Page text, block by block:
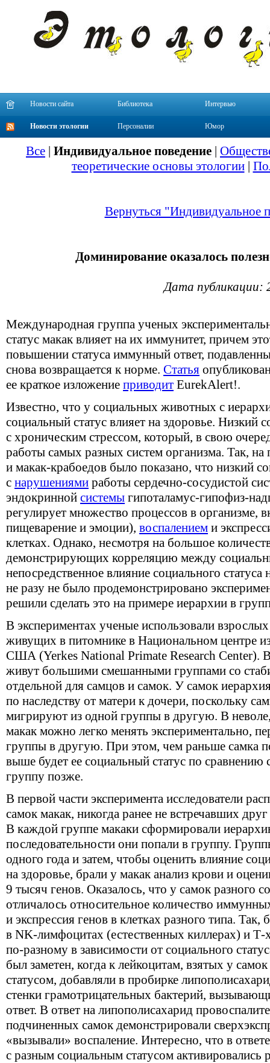
Новости сайта Библиотека Интервью
Новости этологии Персоналии Юмор
Все | Индивидуальное поведение |
теоретические основы этологии|
Вернуться "Индивидуальное
Доминирование оказалось
Дата публикации:
Международная группа ученых
статус макак влияет на их иммунитет, причем
повышении статуса иммунный ответ,
снова возвращается к норме. Статья
ее краткое изложение приводит EurekAlert!.
Известно, что у социальных животных с
социальный статус влияет на здоровье. Низкий
с хроническим стрессом, который, в свою
работы самых разных систем организма. Так, на
и макак-крабоедов было показано, что низкий
с нарушениями работы сердечно-сосудистой
эндокринной системы гипоталамус-гипофиз-
регулирует множество процессов в организме,
пищеварение и эмоции), воспалением и
клетках. Однако, несмотря на большое
демонстрирующих корреляцию между
непосредственное влияние социального
не разу не было продемонстрировано
решили сделать это на примере иерархии в
В экспериментах ученые использовали
живущих в питомнике в Национальном центре
США (Yerkes National Primate Research Center).
живут большими смешанными группами со
отдельной для самцов и самок. У самок
по наследству от матери к дочери, поскольку
мигрируют из одной группы в другую. В
макак можно легко менять экспериментально,
группы в другую. При этом, чем раньше самка
выше будет ее социальный статус по
группу позже.
В первой части эксперимента исследователи
самок макак, никогда ранее не встречавших
В каждой группе макаки сформировали
последовательности они попали в группу.
одного года и затем, чтобы оценить влияние
на здоровье, брали у макак анализ крови и
9 тысяч генов. Оказалось, что у самок разного
отличалось относительное количество
и экспрессия генов в клетках разного типа.
в NK-лимфоцитах (естественных киллерах) и Т-
по-разному в зависимости от социального
был заметен, когда к лейкоцитам, взятых у
статусом, добавляли в пробирке
стенки грамотрицательных бактерий,
ответ. В ответ на липополисахарид
подчиненных самок демонстрировали
«вызывали» воспаление. Интересно, что в
с разным социальным статусом активировались